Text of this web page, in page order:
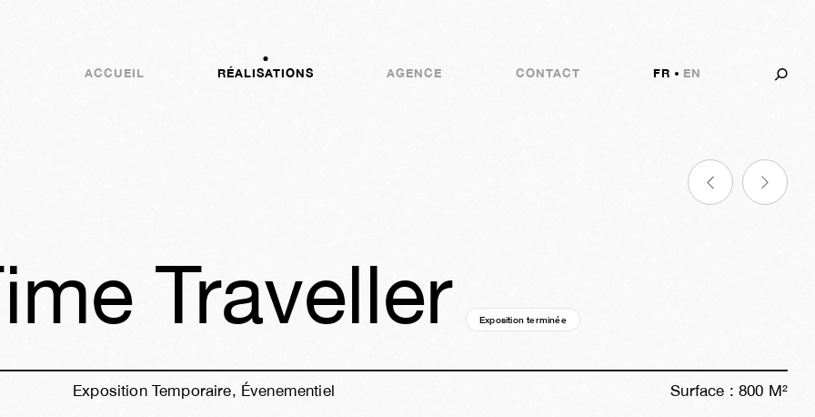
ACCUEIL RÉALISATIONS AGENCE CONTACT FR EN
Traveller Exposition terminée
Exposition Temporaire, Évenementiel Surface : 800 M²